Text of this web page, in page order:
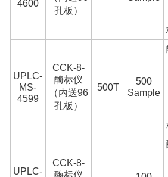
4600
孔板）
UPLC-
MS-
4599
CCK-8-
酶标仪
（内送96
孔板）
500T
500
Sample
UPLC-
CCK-8-
酶标仪